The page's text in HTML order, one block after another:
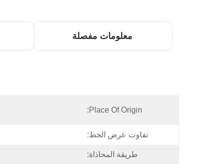
معلومات مفصلة
Place Of Origin:
تفاوت عرض الخط:
طريقة المحاذاة: